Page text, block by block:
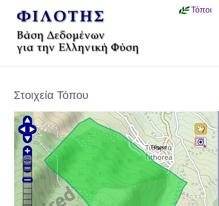
Τόποι
Στοιχεία Τόπου
Τιθορέα